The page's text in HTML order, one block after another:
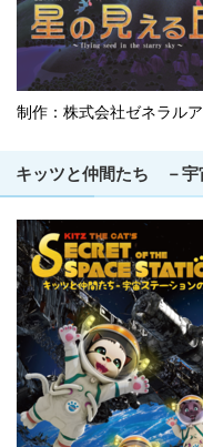
制作：株式会社ゼネラル
キッツと仲間たち －宇